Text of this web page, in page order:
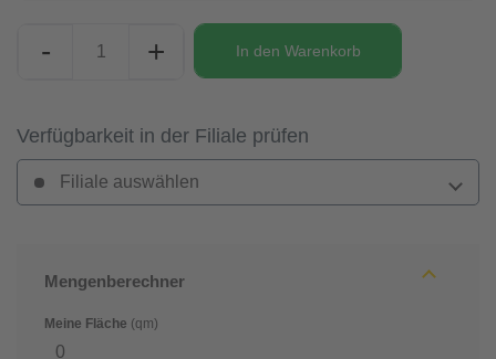
- + In den Warenkorb
Verfügbarkeit in der Filiale prüfen
Filiale auswählen
Mengenberechner
Meine Fläche (qm)